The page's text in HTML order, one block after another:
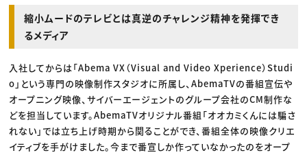
縮小ムードのテレビとは真逆のチャレンジ精神を発揮でき
るメディア
入社してからは「Abema VX（Visual and Video Xperience）Studi
o」という専門の映像制作スタジオに所属し、AbemaTVの番組宣伝や
オープニング映像、サイバーエージェントのグループ会社のCM制作な
どを担当しています。AbemaTVオリジナル番組「オオカミくんには騙さ
れない」では立ち上げ時期から関ることができ、番組全体の映像クリエ
イティブを手がけました。今まで番宣しか作っていなかったのをオープ